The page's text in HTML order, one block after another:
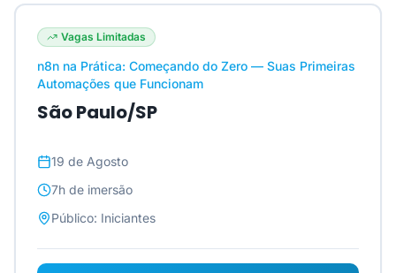
Vagas Limitadas
n8n na Prática: Começando do Zero — Suas Primeiras
Automações que Funcionam
São Paulo/SP
19 de Agosto
7h de imersão
Público: Iniciantes